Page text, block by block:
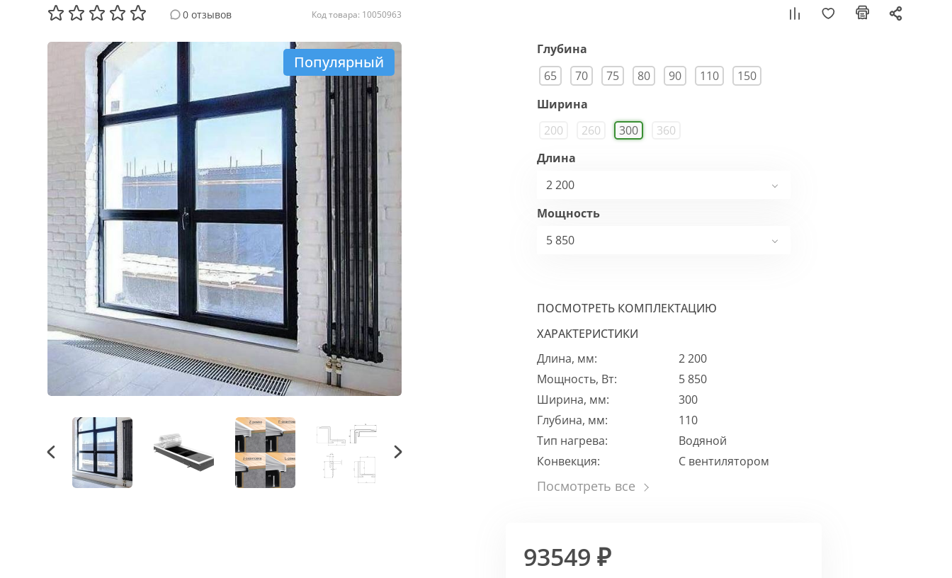
0 отзывов Код товара: 10050963
Популярный
Глубина
65
70 75 80 90 110
150
Ширина
200
260 300
360
Длина
2 200
Мощность
5 850
ПОСМОТРЕТЬ КОМПЛЕКТАЦИЮ
ХАРАКТЕРИСТИКИ
Длина, мм:
2 200
Мощность, Вт:
5 850
Ширина, мм:
300
Глубина, мм:
110
Тип нагрева:
Водяной
Конвекция:
С вентилятором
93549 ₽